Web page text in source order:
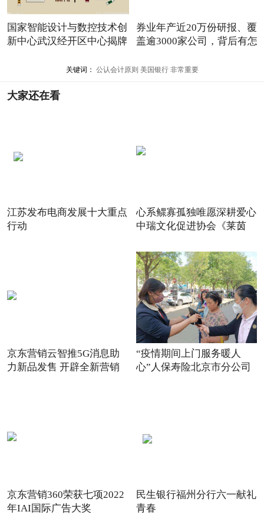
国家智能设计与数控技术创
新中心武汉经开区中心揭牌
券业年产近20万份研报、覆
盖逾3000家公司，背后有怎
关键词： 公认会计原则 美国银行 非常重要
大家还在看
江苏发布电商发展十大重点
行动
心系鳏寡孤独唯愿深耕爱心
中瑞文化促进协会《莱茵
京东营销云智推5G消息助
力新品发售 开辟全新营销
“疫情期间上门服务暖人
心”人保寿险北京市分公司
京东营销360荣获七项2022
年IAI国际广告大奖
民生银行福州分行六一献礼
青春